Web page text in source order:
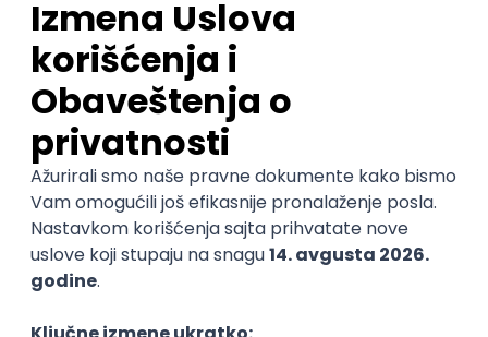
„Mnogi od mojih učenika su mi rekli da im je veoma
značajno, ako ne i najznačajnije, to što imaju dobar
putokaz kroz različite pojmove i programske jezike,
što im omogućuje da se fokusiraju na učenje, a ne na
to kako da naprave plan učenja. Postoje stvari koje
stvarno nećete moći da savladate sami i rad s
mentorom je najbolji način da olakšate učenje“, ističe
Flombaum.
3. Programiranje je timski sport
Nijedan deo značajnog softvera nije izgradio samo